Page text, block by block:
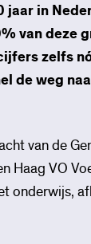
jaar in
van deze
zelfs
de weg
van de
Haag VO
onderwijs,